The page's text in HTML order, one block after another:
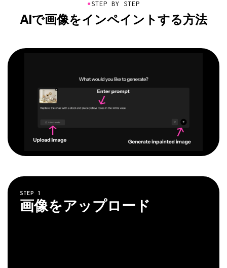
●STEP BY STEP
AIで画像をインペイントする方法
STEP 1
画像をアップロード